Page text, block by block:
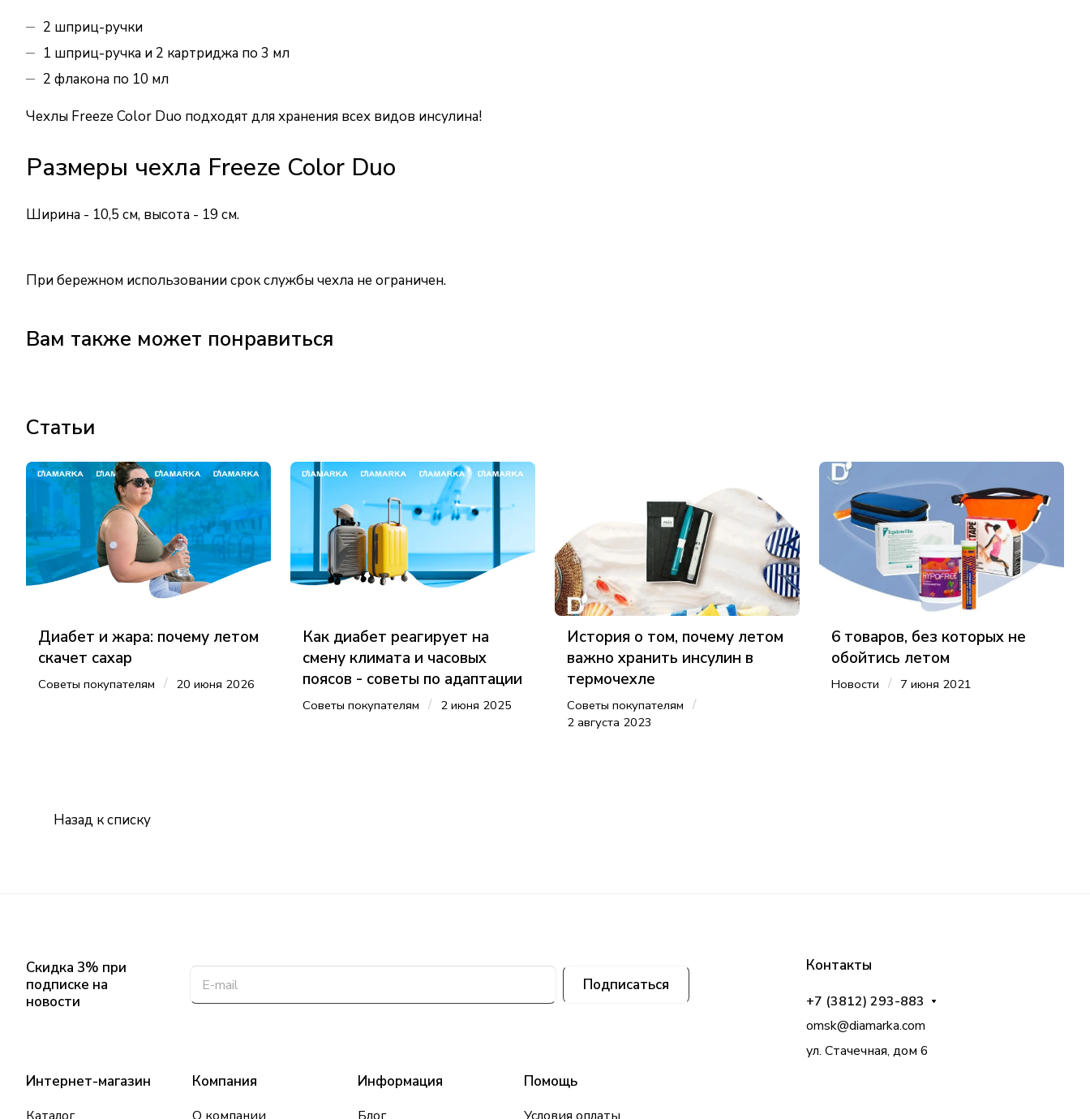
2 шприц-ручки
1 шприц-ручка и 2 картриджа по 3 мл
2 флакона по 10 мл
Чехлы Freeze Color Duo подходят для хранения всех видов инсулина!
Размеры чехла Freeze Color Duo
Ширина - 10,5 см, высота - 19 см.
При бережном использовании срок службы чехла не ограничен.
Вам также может понравиться
Статьи
Диабет и жара: почему летом
скачет сахар
Советы покупателям / 20 июня 2026
Как диабет реагирует на
смену климата и часовых
поясов - советы по адаптации
Советы покупателям / 2 июня 2025
История о том, почему летом
важно хранить инсулин в
термочехле
Советы покупателям /
2 августа 2023
6 товаров, без которых не
обойтись летом
Новости / 7 июня 2021
Назад к списку
Скидка 3% при
подписке на
новости
Подписаться
Интернет-магазин Компания Информация Помощь
Контакты
+7 (3812) 293-883
omsk@diamarka.com
ул. Стачечная, дом 6